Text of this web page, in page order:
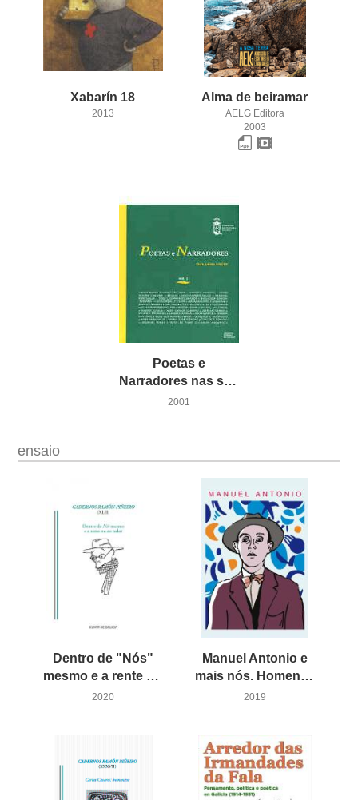
Xabarín 18
2013
Alma de beiramar
AELG Editora
2003
Poetas e
Narradores nas súas voces (Vol. I)
2001
ensaio
Dentro de "Nós"
mesmo e a rente ou ao redor
2020
Manuel Antonio e
mais nós. Homenaxe a Manuel Antonio
2019